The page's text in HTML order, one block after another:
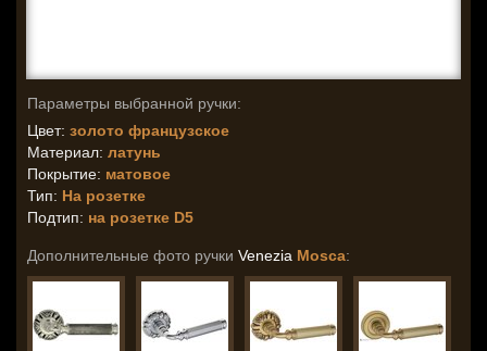
Параметры выбранной ручки:
Цвет: золото французское
Материал: латунь
Покрытие: матовое
Тип: На розетке
Подтип: на розетке D5
Дополнительные фото ручки Venezia Mosca: